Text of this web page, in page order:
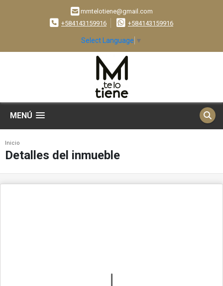
mmtelotiene@gmail.com
+584143159916
+584143159916
Select Language ▼
MENÚ
Inicio
Detalles del inmueble